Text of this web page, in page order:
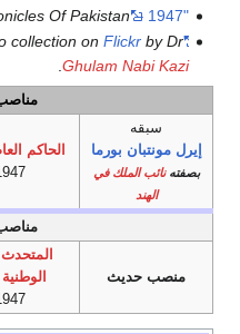
"1947 – August"
Of Pakistan
"Plain Mr Jinnah"
collection on Flickrby Dr
Ghulam Nabi Kazi
.
سبقه
إيرل مونتبان بورما
بصفتهنائب الملك في
الهند
الحاكم
منصب حديث